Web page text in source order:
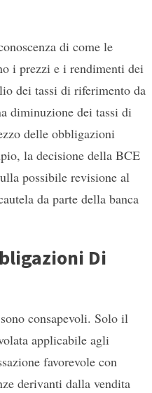
di come le
i prezzi e i rendimenti dei
dei tassi di riferimento da
diminuzione dei tassi di
delle obbligazioni
la decisione della BCE
possibile revisione al
da parte della banca
Di
consapevoli. Solo il
applicabile agli
favorevole con
derivanti dalla vendita